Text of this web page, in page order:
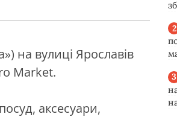
на вулиці Ярославів
Market.
аксесуари,